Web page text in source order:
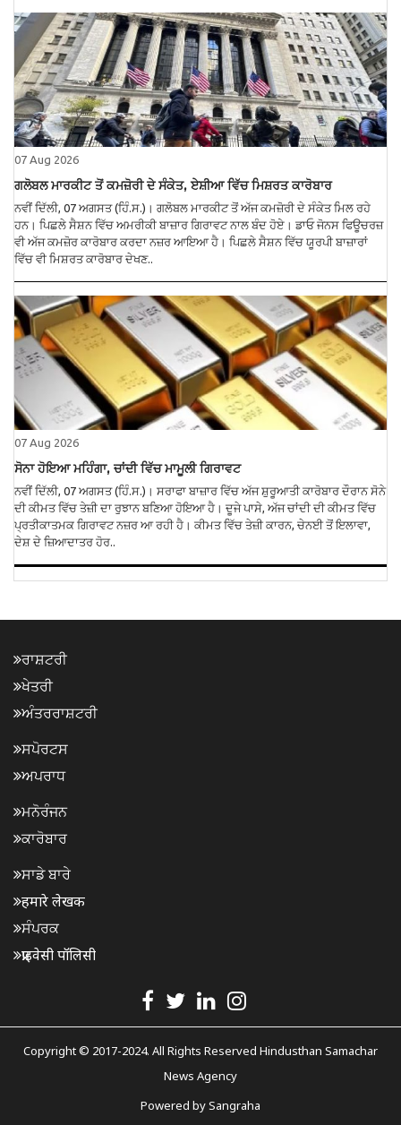
07 Aug 2026
ਗਲੋਬਲ ਮਾਰਕੀਟ ਤੋਂ ਕਮਜ਼ੋਰੀ ਦੇ ਸੰਕੇਤ, ਏਸ਼ੀਆ ਵਿੱਚ ਮਿਸ਼ਰਤ ਕਾਰੋਬਾਰ
ਨਵੀਂ ਦਿੱਲੀ, 07 ਅਗਸਤ (ਹਿੰ.ਸ.)। ਗਲੋਬਲ ਮਾਰਕੀਟ ਤੋਂ ਅੱਜ ਕਮਜ਼ੋਰੀ ਦੇ ਸੰਕੇਤ ਮਿਲ ਰਹੇ
ਹਨ। ਪਿਛਲੇ ਸੈਸ਼ਨ ਵਿੱਚ ਅਮਰੀਕੀ ਬਾਜ਼ਾਰ ਗਿਰਾਵਟ ਨਾਲ ਬੰਦ ਹੋਏ। ਡਾਓ ਜੋਨਸ ਫਿਊਚਰਜ਼
ਵੀ ਅੱਜ ਕਮਜ਼ੋਰ ਕਾਰੋਬਾਰ ਕਰਦਾ ਨਜ਼ਰ ਆਇਆ ਹੈ। ਪਿਛਲੇ ਸੈਸ਼ਨ ਵਿੱਚ ਯੂਰਪੀ ਬਾਜ਼ਾਰਾਂ
ਵਿੱਚ ਵੀ ਮਿਸ਼ਰਤ ਕਾਰੋਬਾਰ ਦੇਖਣ..
07 Aug 2026
ਸੋਨਾ ਹੋਇਆ ਮਹਿੰਗਾ, ਚਾਂਦੀ ਵਿੱਚ ਮਾਮੂਲੀ ਗਿਰਾਵਟ
ਨਵੀਂ ਦਿੱਲੀ, 07 ਅਗਸਤ (ਹਿੰ.ਸ.)। ਸਰਾਫਾ ਬਾਜ਼ਾਰ ਵਿੱਚ ਅੱਜ ਸ਼ੁਰੂਆਤੀ ਕਾਰੋਬਾਰ ਦੌਰਾਨ ਸੋਨੇ
ਦੀ ਕੀਮਤ ਵਿੱਚ ਤੇਜ਼ੀ ਦਾ ਰੁਝਾਨ ਬਣਿਆ ਹੋਇਆ ਹੈ। ਦੂਜੇ ਪਾਸੇ, ਅੱਜ ਚਾਂਦੀ ਦੀ ਕੀਮਤ ਵਿੱਚ
ਪ੍ਰਤੀਕਾਤਮਕ ਗਿਰਾਵਟ ਨਜ਼ਰ ਆ ਰਹੀ ਹੈ। ਕੀਮਤ ਵਿੱਚ ਤੇਜ਼ੀ ਕਾਰਨ, ਚੇਨਈ ਤੋਂ ਇਲਾਵਾ,
ਦੇਸ਼ ਦੇ ਜ਼ਿਆਦਾਤਰ ਹੋਰ..
ਰਾਸ਼ਟਰੀ
ਖੇਤਰੀ
ਅੰਤਰਰਾਸ਼ਟਰੀ
ਸਪੋਰਟਸ
ਅਪਰਾਧ
ਮਨੋਰੰਜਨ
ਕਾਰੋਬਾਰ
ਸਾਡੇ ਬਾਰੇ
हमारे लेखक
ਸੰਪਰਕ
प्राइवेसी पॉलिसी
Copyright © 2017-2024. All Rights Reserved Hindusthan Samachar
News Agency
Powered bySangraha